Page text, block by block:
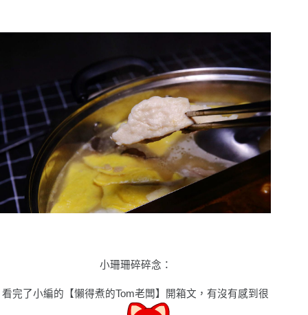
小珊珊碎碎念 ：
看完了小編的 【懶得煮的Tom老闆】 開箱文，有沒有感到很